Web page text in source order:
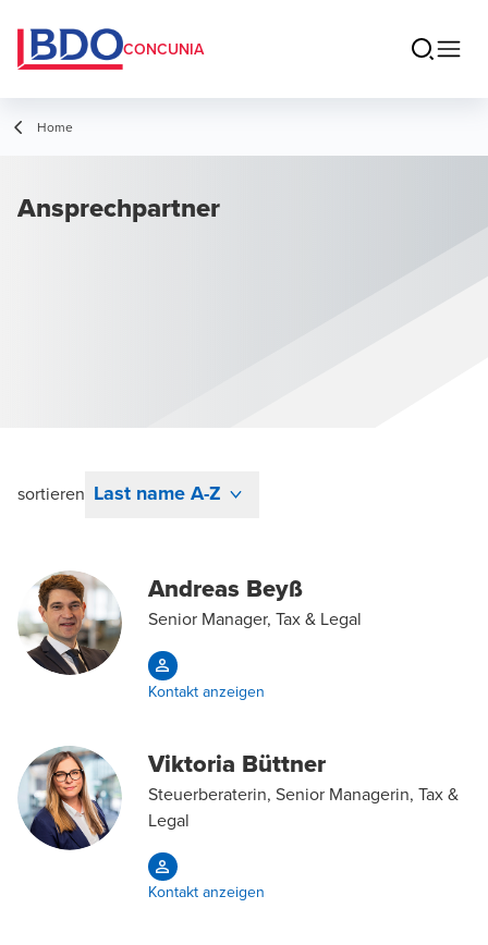
CONCUNIA
Home
Ansprechpartner
sortieren Last name A-Z
Andreas Beyß
Senior Manager, Tax & Legal
Kontakt anzeigen
Viktoria Büttner
Steuerberaterin, Senior Managerin, Tax &
Legal
Kontakt anzeigen